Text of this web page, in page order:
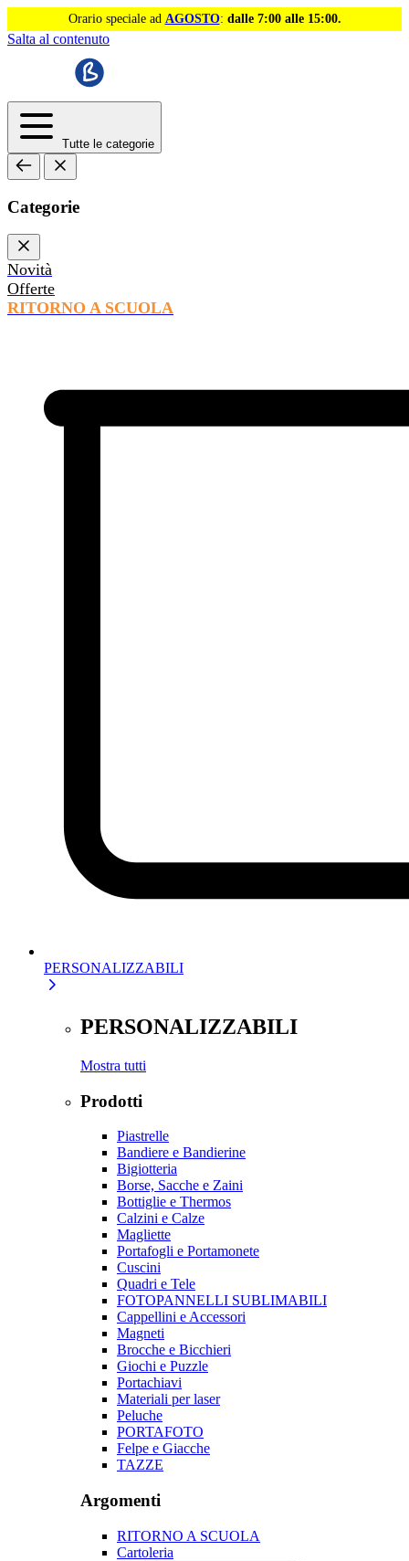
Orario speciale ad AGOSTO: dalle 7:00 alle 15:00.
Salta al contenuto
Tutte le categorie
Categorie
Novità
Offerte
RITORNO A SCUOLA
PERSONALIZZABILI
PERSONALIZZABILI
Mostra tutti
Prodotti
Piastrelle
Bandiere e Bandierine
Bigiotteria
Borse, Sacche e Zaini
Bottiglie e Thermos
Calzini e Calze
Magliette
Portafogli e Portamonete
Cuscini
Quadri e Tele
FOTOPANNELLI SUBLIMABILI
Cappellini e Accessori
Magneti
Brocche e Bicchieri
Giochi e Puzzle
Portachiavi
Materiali per laser
Peluche
PORTAFOTO
Felpe e Giacche
TAZZE
Argomenti
RITORNO A SCUOLA
Cartoleria